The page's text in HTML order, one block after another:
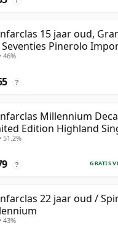
15 jaar oud,
Seventies Pinerolo
46%
?
Millennium
Edition Highland
oud
51.2%
GRATIS
?
22 jaar oud /
43%